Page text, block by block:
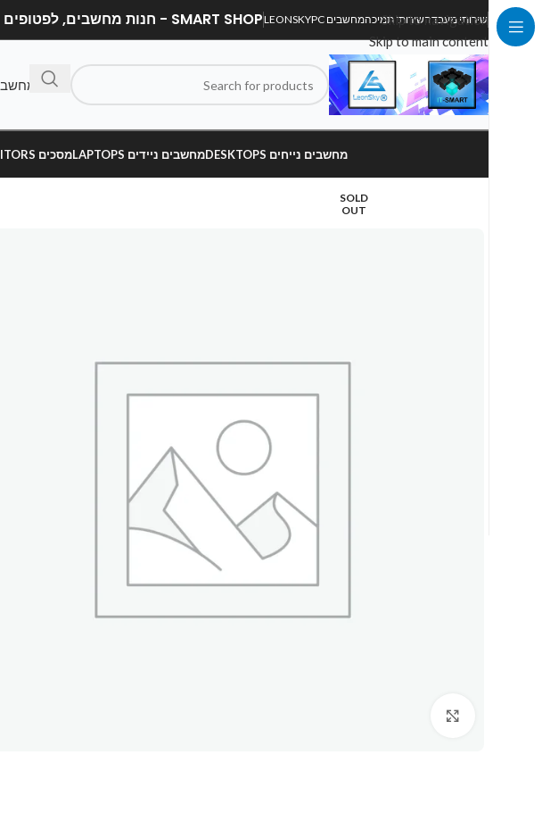
Skip to navigation
Skip to main content
שירותי מעבדהשירותי תמיכהמחשבים LEONSKYPC SMART SHOP - חנות מחשבים, לפטופים וציוד הקפי
בנה מחשב
מחשבים נייחים DESKTOPS מחשבים ניידים LAPTOPS מסכים MONITORS
SOLD
OUT